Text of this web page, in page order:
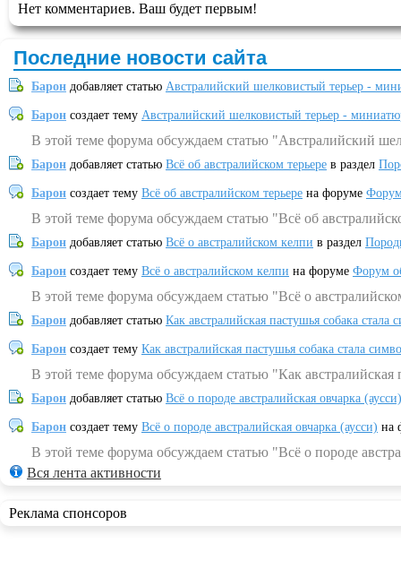
Нет комментариев. Ваш будет первым!
Последние новости сайта
Барон добавляет статью Австралийский шелковистый терьер -
Барон создает тему Австралийский шелковистый терьер -
В этой теме форума обсуждаем статью "Австралийский
Барон добавляет статью Всё об австралийском терьере в раздел
Барон создает тему Всё об австралийском терьере на форуме
В этой теме форума обсуждаем статью "Всё об
Барон добавляет статью Всё о австралийском келпи в раздел
Барон создает тему Всё о австралийском келпи на форуме Форум
В этой теме форума обсуждаем статью "Всё о
Барон добавляет статью Как австралийская пастушья собака
Барон создает тему Как австралийская пастушья собака стала
В этой теме форума обсуждаем статью "Как
Барон добавляет статью Всё о породе австралийская овчарка (аусси)
Барон создает тему Всё о породе австралийская овчарка (аусси) на
В этой теме форума обсуждаем статью "Всё о породе
Вся лента активности
Реклама спонсоров